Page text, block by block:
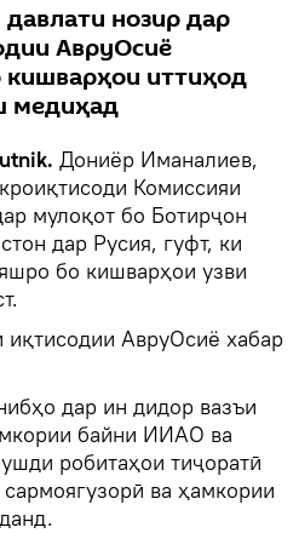
нозир дар
АвруОсиё
иттиҳод
медиҳад
Дониёр Иманалиев,
Комиссияи
мулоқот бо Ботирҷон
дар Русия, гуфт, ки
бо кишварҳои узви
АвруОсиё хабар
дар ин дидор вазъи
байни ИИАО ва
робитаҳои тиҷоратӣ
ва ҳамкории